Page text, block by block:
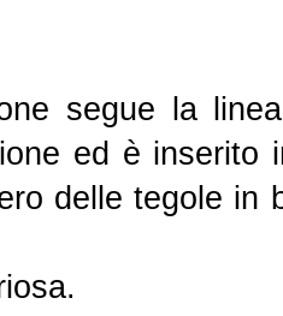
segue la
ed è inserito
delle tegole in